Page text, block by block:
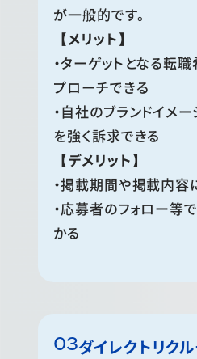
が一般的です。
【メリット】
・ターゲットとなる転
プローチできる
・自社のブランドイメ
を強く訴求できる
【デメリット】
・掲載期間や掲載内容
・応募者のフォロー等
かる
ダイレクトリク